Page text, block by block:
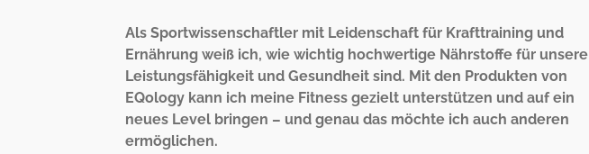
Als Sportwissenschaftler mit Leidenschaft für Krafttraining und
Ernährung weiß ich, wie wichtig hochwertige Nährstoffe für unsere
Leistungsfähigkeit und Gesundheit sind. Mit den Produkten von
EQology kann ich meine Fitness gezielt unterstützen und auf ein
neues Level bringen – und genau das möchte ich auch anderen
ermöglichen.